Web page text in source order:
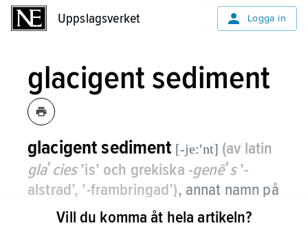
Uppslagsverket Logga in
glacigent sediment
glacigent sediment [-je:ʹnt] (av latin
glaʹcies’is’ och grekiska -genēʹs’-
alstrad’, ’-frambringad’), annat namn på
glacial avlagring.
Vill du komma åt hela artikeln?